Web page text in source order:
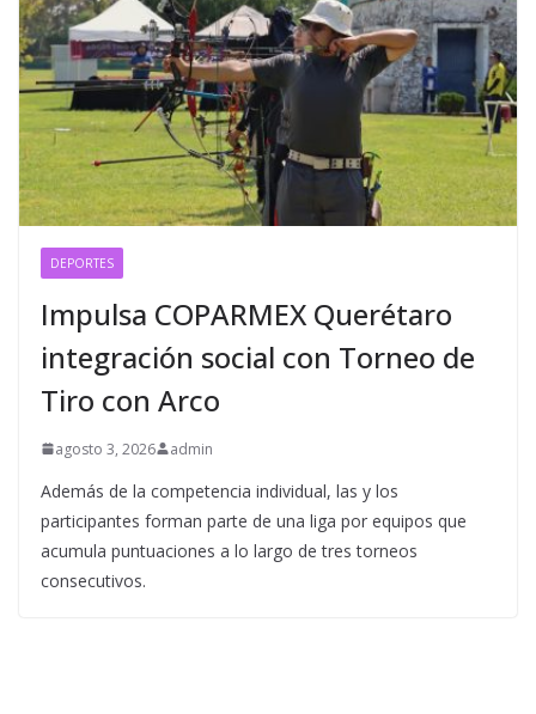
DEPORTES
Impulsa COPARMEX Querétaro
integración social con Torneo de
Tiro con Arco
agosto 3, 2026 admin
Además de la competencia individual, las y los
participantes forman parte de una liga por equipos que
acumula puntuaciones a lo largo de tres torneos
consecutivos.